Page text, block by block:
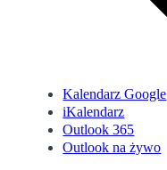
Kalendarz Google
iKalendarz
Outlook 365
Outlook na żywo